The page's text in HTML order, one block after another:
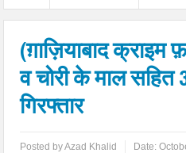
(ग़ाज़ियाबाद
व चोरी के माल सहित
गिरफ्तार
Posted byAzad Khalid Date: